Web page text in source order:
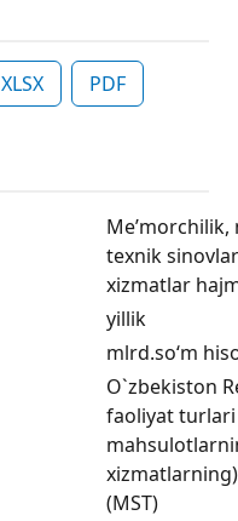
XLSX PDF
texnik
xizmatlar
yillik
mlrd.so‘m
O`zbekiston
faoliyat
(MST)